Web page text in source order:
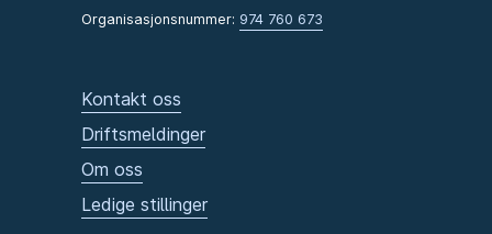
Organisasjonsnummer: 974 760 673
Kontakt oss
Driftsmeldinger
Om oss
Ledige stillinger